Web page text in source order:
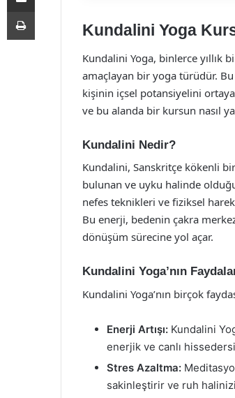
Kundalini Yoga
Kundalini Yoga, binlerce yıllık
amaçlayan bir yoga türüdür.
kişinin içsel potansiyelini ortaya
ve bu alanda bir kursun nasıl
Kundalini Nedir?
Kundalini, Sanskritçe kökenli
bulunan ve uyku halinde
nefes teknikleri ve fiziksel
Bu enerji, bedenin çakra
dönüşüm sürecine yol açar.
Kundalini Yoga’nın
Kundalini Yoga’nın birçok
Enerji Artışı: Kundalini
enerjik ve canlı
Stres Azaltma:
sakinleştirir ve ruh